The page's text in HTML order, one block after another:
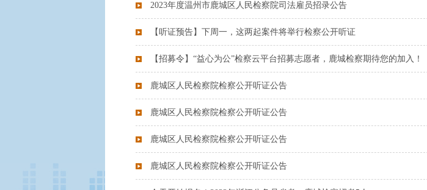
2023年度温州市鹿城区人民检察院司法雇员招录公告
【听证预告】下周一，这两起案件将举行检察公开听证
【招募令】“益心为公”检察云平台招募志愿者，鹿城检察期待您的加入！
鹿城区人民检察院检察公开听证公告
鹿城区人民检察院检察公开听证公告
鹿城区人民检察院检察公开听证公告
鹿城区人民检察院检察公开听证公告